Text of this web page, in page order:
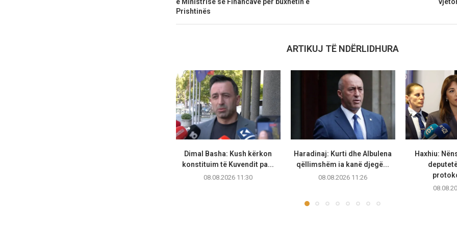
Prishtinës
ARTIKUJ TË NDËRLIDHURA
Dimal Basha: Kush kërkon
konstituim të Kuvendit pa...
08.08.2026 11:30
Haradinaj: Kurti dhe Albulena
qëllimshëm ia kanë djegë...
08.08.2026 11:26
Haxhiu: